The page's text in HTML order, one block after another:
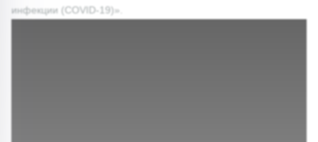
инфекции (COVID-19)».